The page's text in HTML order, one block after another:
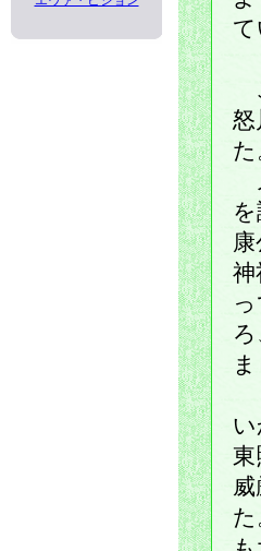
て
怒
た
神
ま
東